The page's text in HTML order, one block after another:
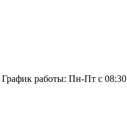
График работы: Пн‑Пт с